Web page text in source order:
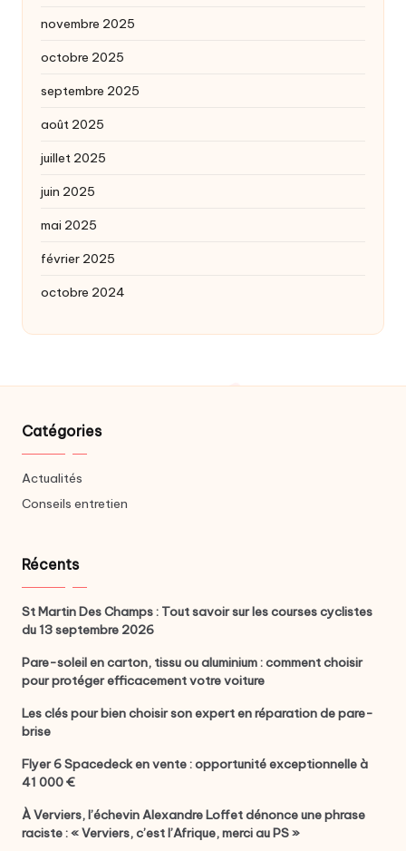
novembre 2025
octobre 2025
septembre 2025
août 2025
juillet 2025
juin 2025
mai 2025
février 2025
octobre 2024
Catégories
Actualités
Conseils entretien
Récents
St Martin Des Champs : Tout savoir sur les courses cyclistes
du 13 septembre 2026
Pare-soleil en carton, tissu ou aluminium : comment choisir
pour protéger efficacement votre voiture
Les clés pour bien choisir son expert en réparation de pare-
brise
Flyer 6 Spacedeck en vente : opportunité exceptionnelle à
41 000 €
À Verviers, l’échevin Alexandre Loffet dénonce une phrase
raciste : « Verviers, c’est l’Afrique, merci au PS »